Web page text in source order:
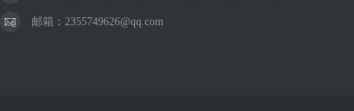
邮箱：2355749626@qq.com